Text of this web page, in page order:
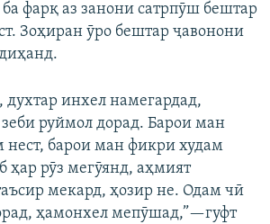
фарқ аз занони сатрпӯш бештар
Зоҳиран ӯро бештар ҷавонони
духтар инхел намегардад,
руймол дорад. Барои ман
нест, барои ман фикри худам
ҳар рӯз мегӯянд, аҳмият
мекард, ҳозир не. Одам чӣ
ҳамонхел мепӯшад,”—гуфт